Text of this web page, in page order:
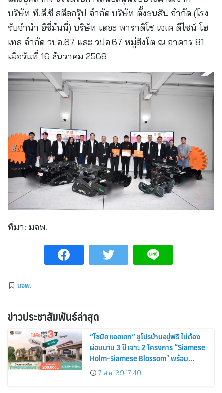
บริษัท ที.ดี.ซี สตีลกรุ๊ป จำกัด บริษัท ตั้งธนสิน จำกัด (โรง
รับจำนำ อีซี่มันนี่) บริษัท เดอะ พาราดิโซ เจเค ดีไซน์ โฮ
เทล จำกัด วปอ.67 และ วปอ.67 หมู่สิงโต ณ อาคาร 81
เมื่อวันที่ 16 ธันวาคม 2568
ที่มา: มจพ.
มจพ.
ข่าวประชาสัมพันธ์ล่าสุด
“ไซมิส แอสเสท” ชูโปรบ้านอยู่ฟรี ไม่ต้อง
ผ่อนนาน 3 ปี เจาะ 2 โครงการ “Siamese
Holm–Siamese Blossom” พร้อม
ส่วนลดและสิทธิพิเศษถึง 31 สิงหาคม
2569
7 ส.ค. 69 17:40